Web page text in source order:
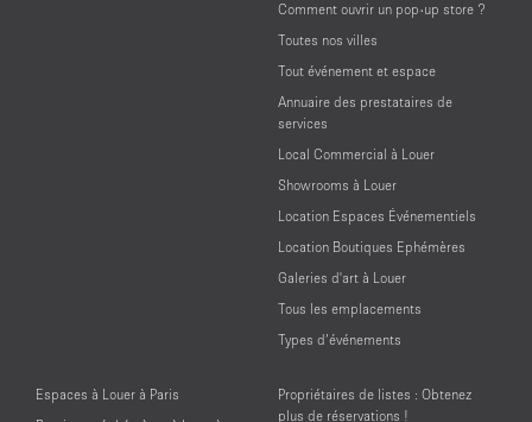
Comment ouvrir un pop-up store ?
Toutes nos villes
Tout événement et espace
Annuaire des prestataires de
services
Local Commercial à Louer
Showrooms à Louer
Location Espaces Événementiels
Location Boutiques Ephémères
Galeries d'art à Louer
Tous les emplacements
Types d’événements
Espaces à Louer à Paris
Propriétaires de listes : Obtenez
plus de réservations !